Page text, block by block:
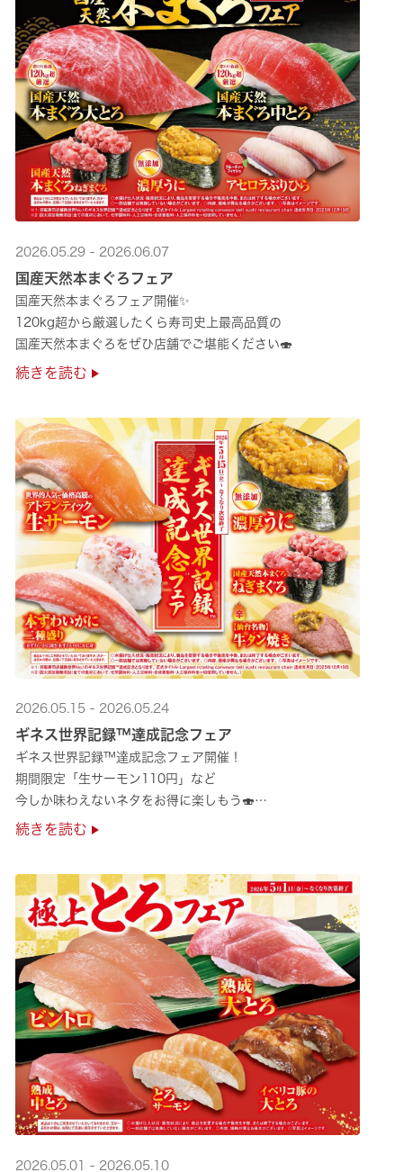
2026.05.29 - 2026.06.07
国産天然本まぐろフェア
国産天然本まぐろフェア開催✨
120kg超から厳選したくら寿司史上最高品質の
国産天然本まぐろをぜひ店舗でご堪能ください🍣
続きを読む
2026.05.15 - 2026.05.24
ギネス世界記録™達成記念フェア
ギネス世界記録™達成記念フェア開催！
期間限定「生サーモン110円」など
今しか味わえないネタをお得に楽しもう🍣
是非お越しください✨
続きを読む
2026.05.01 - 2026.05.10